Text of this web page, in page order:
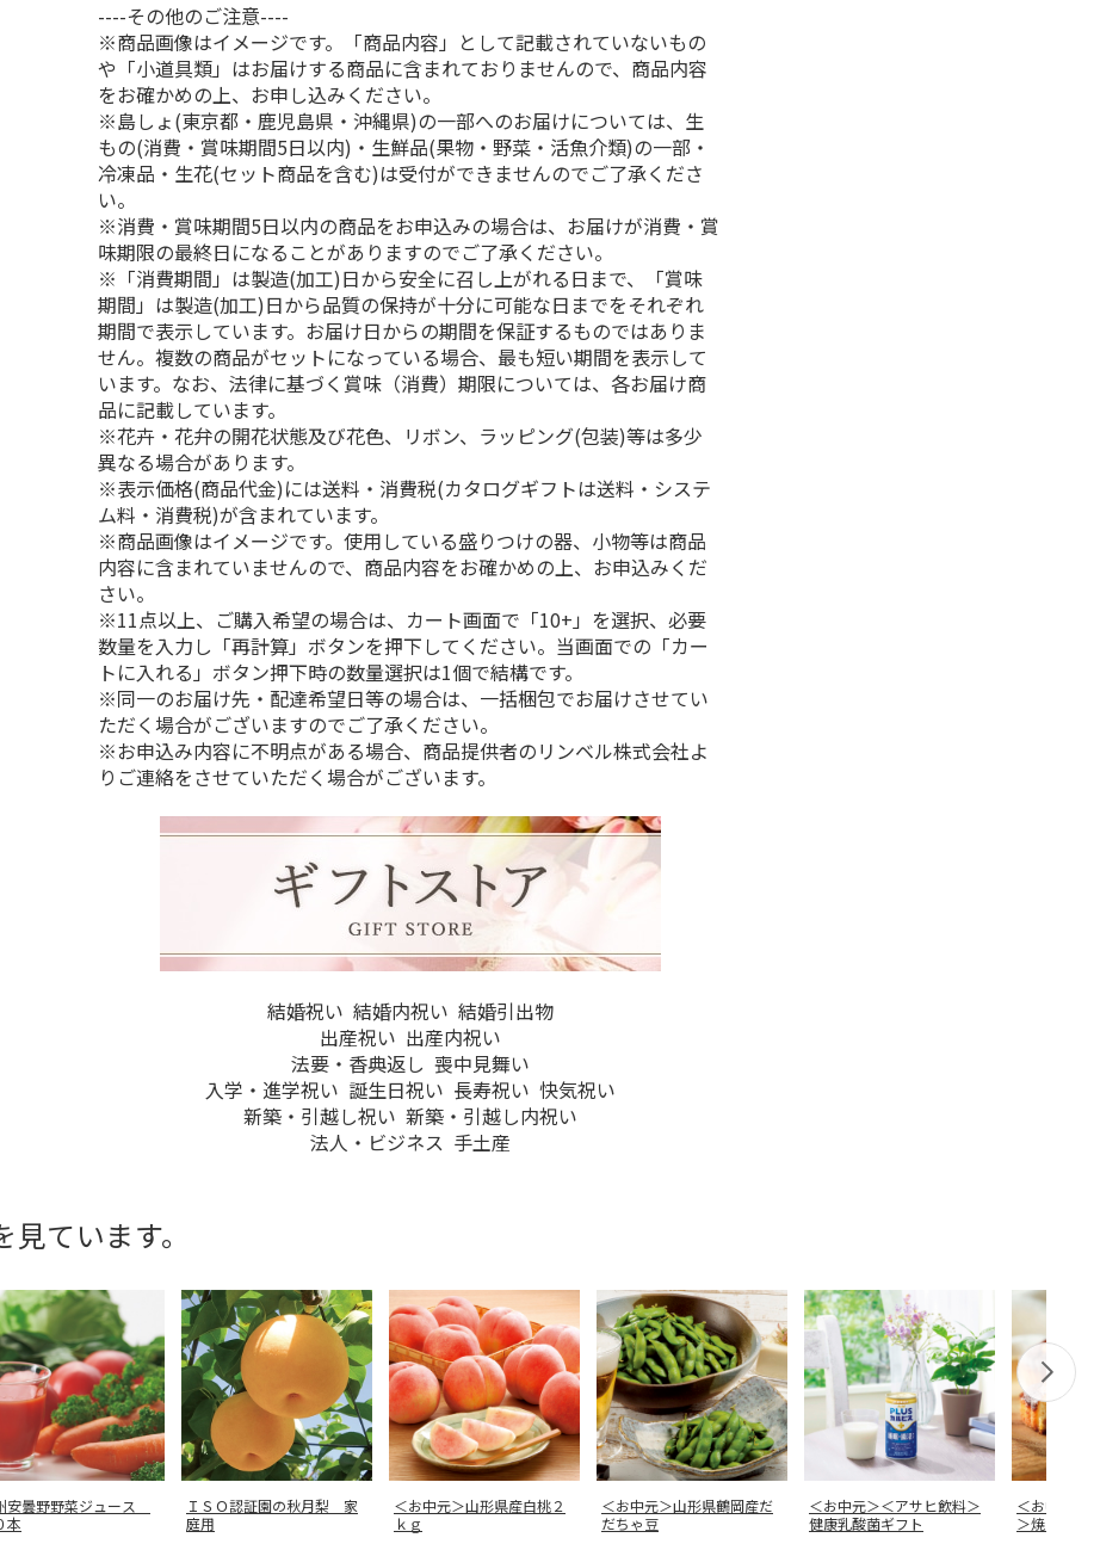
----その他のご注意----
※商品画像はイメージです。「商品内容」として記載されていないもの
や「小道具類」はお届けする商品に含まれておりませんので、商品内容
をお確かめの上、お申し込みください。
※島しょ(東京都・鹿児島県・沖縄県)の一部へのお届けについては、生
もの(消費・賞味期間5日以内)・生鮮品(果物・野菜・活魚介類)の一部・
冷凍品・生花(セット商品を含む)は受付ができませんのでご了承くださ
い。
※消費・賞味期間5日以内の商品をお申込みの場合は、お届けが消費・賞
味期限の最終日になることがありますのでご了承ください。
※「消費期間」は製造(加工)日から安全に召し上がれる日まで、「賞味
期間」は製造(加工)日から品質の保持が十分に可能な日までをそれぞれ
期間で表示しています。お届け日からの期間を保証するものではありま
せん。複数の商品がセットになっている場合、最も短い期間を表示して
います。なお、法律に基づく賞味（消費）期限については、各お届け商
品に記載しています。
※花卉・花弁の開花状態及び花色、リボン、ラッピング(包装)等は多少
異なる場合があります。
※表示価格(商品代金)には送料・消費税(カタログギフトは送料・システ
ム料・消費税)が含まれています。
※商品画像はイメージです。使用している盛りつけの器、小物等は商品
内容に含まれていませんので、商品内容をお確かめの上、お申込みくだ
さい。
※11点以上、ご購入希望の場合は、カート画面で「10+」を選択、必要
数量を入力し「再計算」ボタンを押下してください。当画面での「カー
トに入れる」ボタン押下時の数量選択は1個で結構です。
※同一のお届け先・配達希望日等の場合は、一括梱包でお届けさせてい
ただく場合がございますのでご了承ください。
※お申込み内容に不明点がある場合、商品提供者のリンベル株式会社よ
りご連絡をさせていただく場合がございます。
結婚祝い 結婚内祝い 結婚引出物
出産祝い 出産内祝い
法要・香典返し 喪中見舞い
入学・進学祝い 誕生日祝い 長寿祝い 快気祝い
新築・引越し祝い 新築・引越し内祝い
法人・ビジネス 手土産
ています。
安曇野野菜ジュース
本
ＩＳＯ認証園の秋月梨 家
庭用
＜お中元＞山形県産白桃２
ｋｇ
＜お中元＞山形県鶴岡産だ
だちゃ豆
＜お中元＞＜アサヒ飲料＞
健康乳酸菌ギフト
＜お中元＞
＞焼きティ